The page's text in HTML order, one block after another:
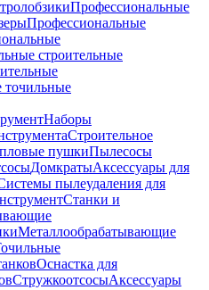
Профессиональные
Профессиональные
строительные
точильные
Наборы
Строительное
пушкиПылесосы
ДомкратыАксессуары для
пылеудаления для
Станки и
Металлообрабатывающие
Оснастка для
СтружкоотсосыАксессуары